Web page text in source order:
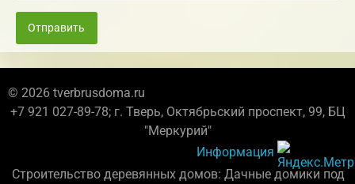
Отправить
© 2026 tverbrusdoma.ru
+7 921 027-89-78; г. Тверь, Октябрьский проспект, 99, БЦ
"Меркурий"
Информация
Строительство деревянных домов: Дачные домики под